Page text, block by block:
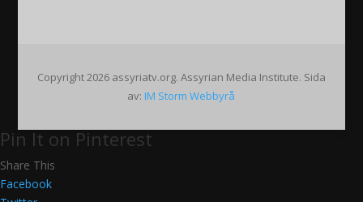
Copyright 2026 assyriatv.org. Assyrian Media Institute. Sida
av: IM Storm Webbyrå
Pin It on Pinterest
Share This
Facebook